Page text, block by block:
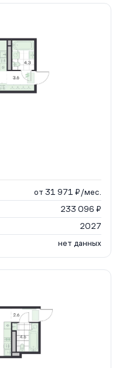
от 31 971 ₽/мес.
233 096 ₽
2027
нет данных